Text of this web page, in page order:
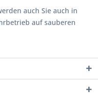
auch Sie auch in
auf sauberen